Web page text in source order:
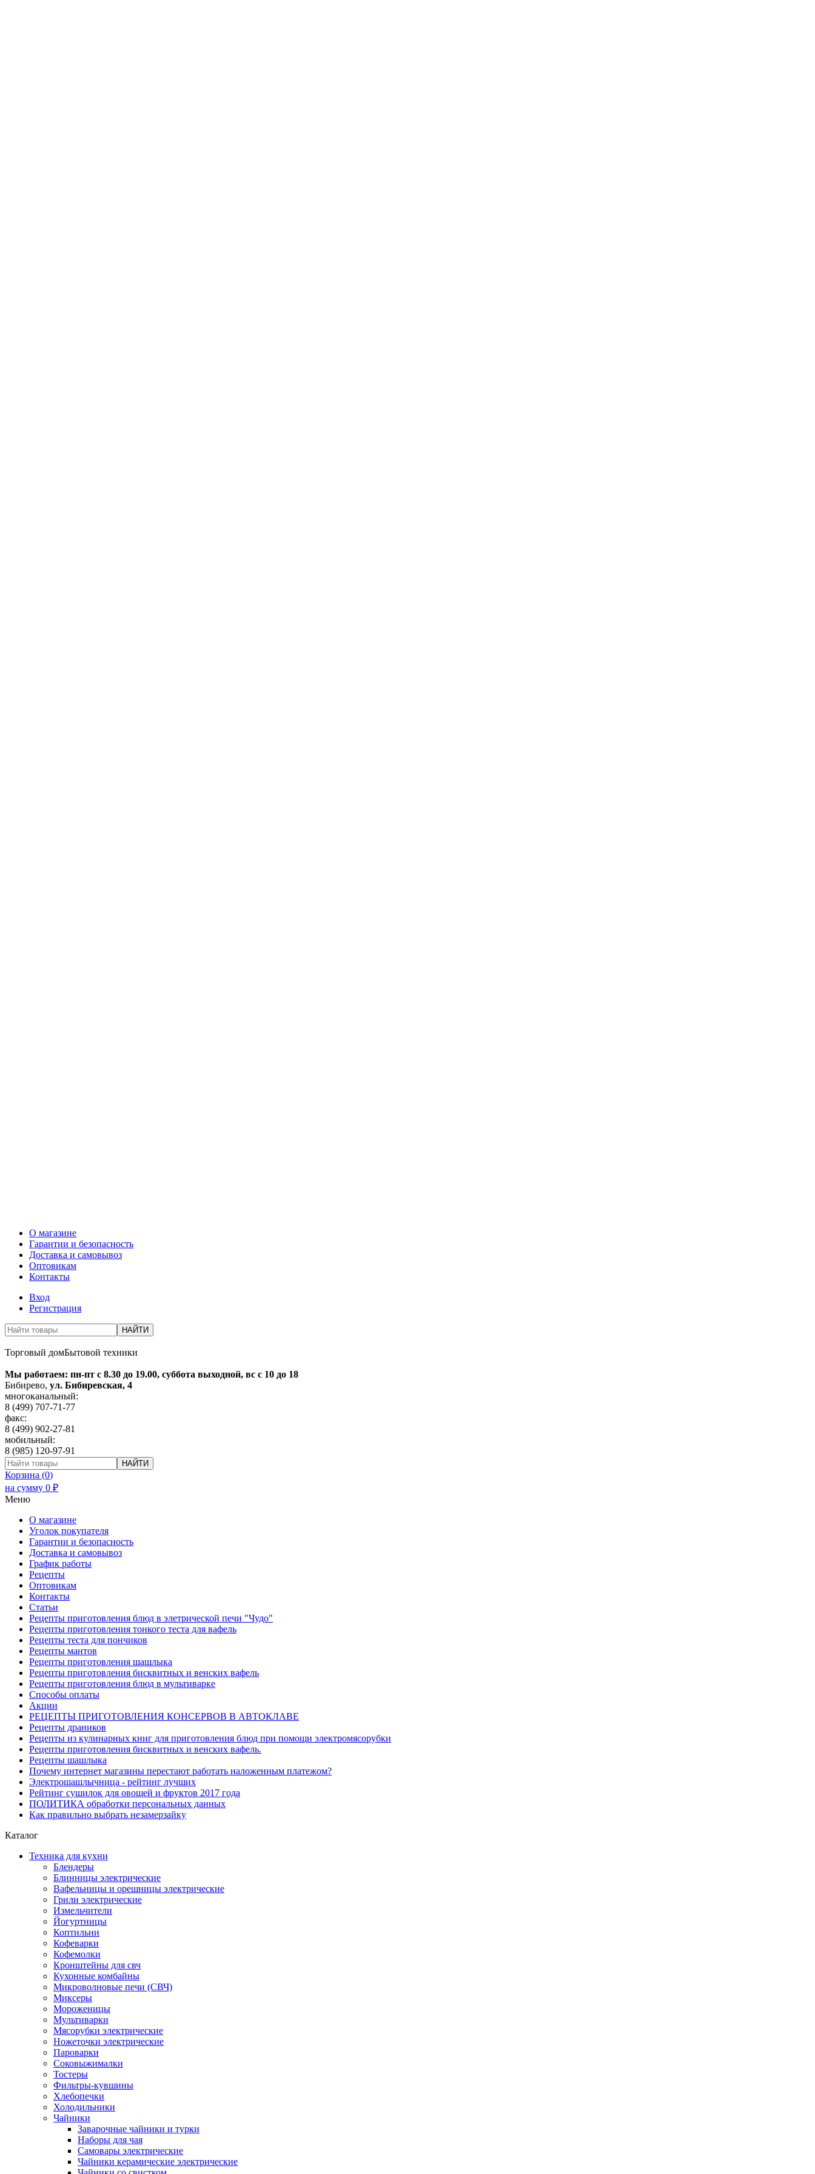
О магазине
Гарантии и безопасность
Доставка и самовывоз
Оптовикам
Контакты
Вход
Регистрация
НАЙТИ
Торговый домБытовой техники
Мы работаем: пн-пт с 8.30 до 19.00, суббота выходной, вс с 10 до 18
Бибирево, ул. Бибиревская, 4
многоканальный:
8 (499) 707-71-77
факс:
8 (499) 902-27-81
мобильный:
8 (985) 120-97-91
НАЙТИ
Корзина (0)
на сумму 0 ₽
Меню
О магазине
Уголок покупателя
Гарантии и безопасность
Доставка и самовывоз
График работы
Рецепты
Оптовикам
Контакты
Статьи
Рецепты приготовления блюд в элетрической печи "Чудо"
Рецепты приготовления тонкого теста для вафель
Рецепты теста для пончиков
Рецепты мантов
Рецепты приготовления шашлыка
Рецепты приготовления бисквитных и венских вафель
Рецепты приготовления блюд в мультиварке
Способы оплаты
Акции
РЕЦЕПТЫ ПРИГОТОВЛЕНИЯ КОНСЕРВОВ В АВТОКЛАВЕ
Рецепты драников
Рецепты из кулинарных книг для приготовления блюд при помощи электромясорубки
Рецепты приготовления бисквитных и венских вафель.
Рецепты шашлыка
Почему интернет магазины перестают работать наложенным платежом?
Электрошашлычница - рейтинг лучших
Рейтинг сушилок для овощей и фруктов 2017 года
ПОЛИТИКА обработки персональных данных
Как правильно выбрать незамерзайку
Каталог
Техника для кухни
Блендеры
Блинницы электрические
Вафельницы и орешницы электрические
Грили электрические
Измельчители
Йогуртницы
Коптильни
Кофеварки
Кофемолки
Кронштейны для свч
Кухонные комбайны
Микроволновые печи (СВЧ)
Миксеры
Мороженицы
Мультиварки
Мясорубки электрические
Ножеточки электрические
Пароварки
Соковыжималки
Тостеры
Фильтры-кувшины
Хлебопечки
Холодильники
Чайники
Заварочные чайники и турки
Наборы для чая
Самовары электрические
Чайники керамические электрические